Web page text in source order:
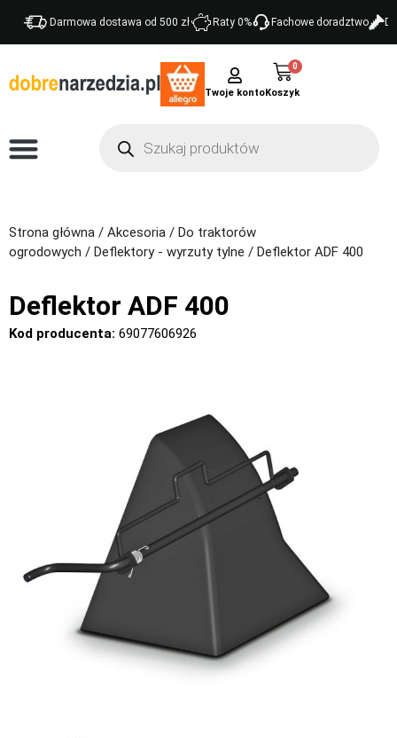
Darmowa dostawa od 500 zł Raty 0% Fachowe doradztwo
Twoje konto
0
Strona główna / Akcesoria / Do traktorów
ogrodowych / Deflektory - wyrzuty tylne / Deflektor ADF 400
Deflektor ADF 400
Kod producenta: 69077606926